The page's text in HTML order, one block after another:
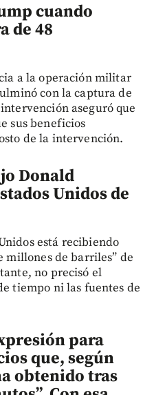
cuando
de 48
a la operación militar
con la captura de
aseguró que
sus beneficios
de la intervención.
Donald
Unidos de
está recibiendo
millones de barriles” de
no precisó el
tiempo ni las fuentes de
para
que, según
obtenido tras